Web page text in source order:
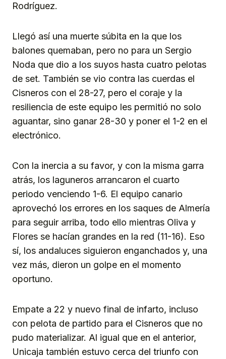
Rodríguez.
Llegó así una muerte súbita en la que los
balones quemaban, pero no para un Sergio
Noda que dio a los suyos hasta cuatro pelotas
de set. También se vio contra las cuerdas el
Cisneros con el 28-27, pero el coraje y la
resiliencia de este equipo les permitió no solo
aguantar, sino ganar 28-30 y poner el 1-2 en el
electrónico.
Con la inercia a su favor, y con la misma garra
atrás, los laguneros arrancaron el cuarto
periodo venciendo 1-6. El equipo canario
aprovechó los errores en los saques de Almería
para seguir arriba, todo ello mientras Oliva y
Flores se hacían grandes en la red (11-16). Eso
sí, los andaluces siguieron enganchados y, una
vez más, dieron un golpe en el momento
oportuno.
Empate a 22 y nuevo final de infarto, incluso
con pelota de partido para el Cisneros que no
pudo materializar. Al igual que en el anterior,
Unicaja también estuvo cerca del triunfo con